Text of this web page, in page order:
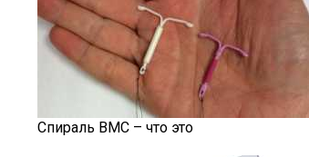
Спираль ВМС – что это